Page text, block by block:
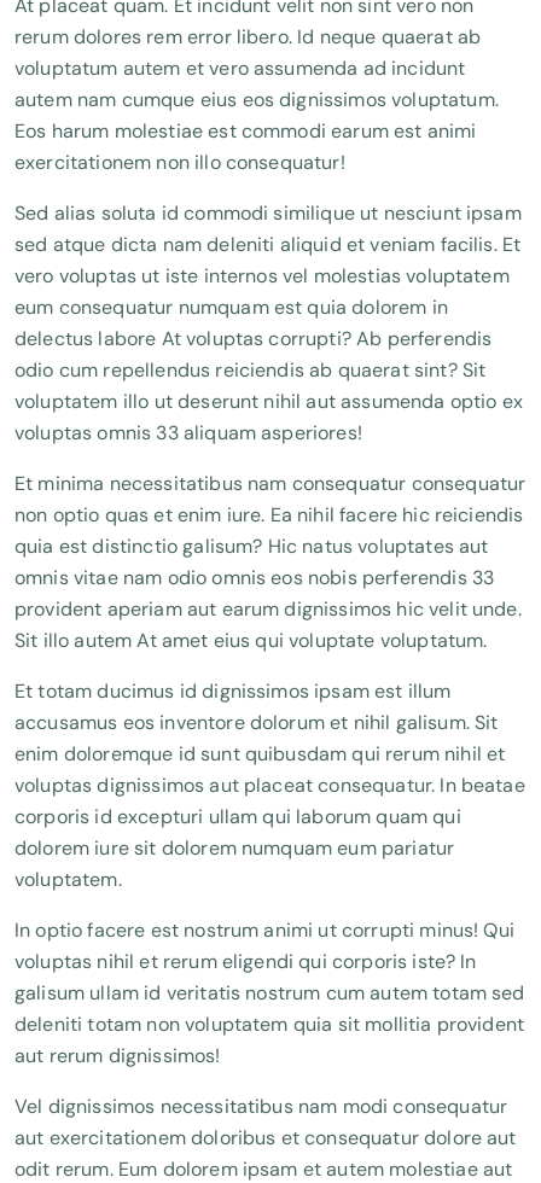
At placeat quam. Et incidunt velit non sint vero non
rerum dolores rem error libero. Id neque quaerat ab
voluptatum autem et vero assumenda ad incidunt
autem nam cumque eius eos dignissimos voluptatum.
Eos harum molestiae est commodi earum est animi
exercitationem non illo consequatur!
Sed alias soluta id commodi similique ut nesciunt ipsam
sed atque dicta nam deleniti aliquid et veniam facilis. Et
vero voluptas ut iste internos vel molestias voluptatem
eum consequatur numquam est quia dolorem in
delectus labore At voluptas corrupti? Ab perferendis
odio cum repellendus reiciendis ab quaerat sint? Sit
voluptatem illo ut deserunt nihil aut assumenda optio ex
voluptas omnis 33 aliquam asperiores!
Et minima necessitatibus nam consequatur consequatur
non optio quas et enim iure. Ea nihil facere hic reiciendis
quia est distinctio galisum? Hic natus voluptates aut
omnis vitae nam odio omnis eos nobis perferendis 33
provident aperiam aut earum dignissimos hic velit unde.
Sit illo autem At amet eius qui voluptate voluptatum.
Et totam ducimus id dignissimos ipsam est illum
accusamus eos inventore dolorum et nihil galisum. Sit
enim doloremque id sunt quibusdam qui rerum nihil et
voluptas dignissimos aut placeat consequatur. In beatae
corporis id excepturi ullam qui laborum quam qui
dolorem iure sit dolorem numquam eum pariatur
voluptatem.
In optio facere est nostrum animi ut corrupti minus! Qui
voluptas nihil et rerum eligendi qui corporis iste? In
galisum ullam id veritatis nostrum cum autem totam sed
deleniti totam non voluptatem quia sit mollitia provident
aut rerum dignissimos!
Vel dignissimos necessitatibus nam modi consequatur
aut exercitationem doloribus et consequatur dolore aut
odit rerum. Eum dolorem ipsam et autem molestiae aut